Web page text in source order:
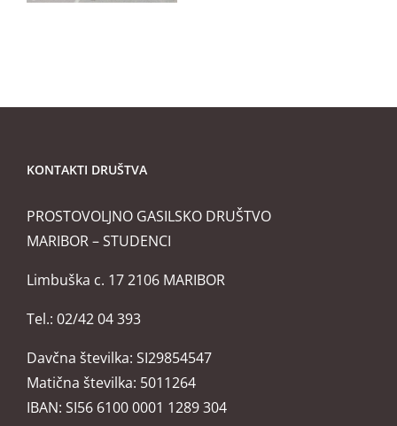
KONTAKTI DRUŠTVA
PROSTOVOLJNO GASILSKO DRUŠTVO
MARIBOR – STUDENCI
Limbuška c. 17 2106 MARIBOR
Tel.: 02/42 04 393
Davčna številka: SI29854547
Matična številka: 5011264
IBAN: SI56 6100 0001 1289 304